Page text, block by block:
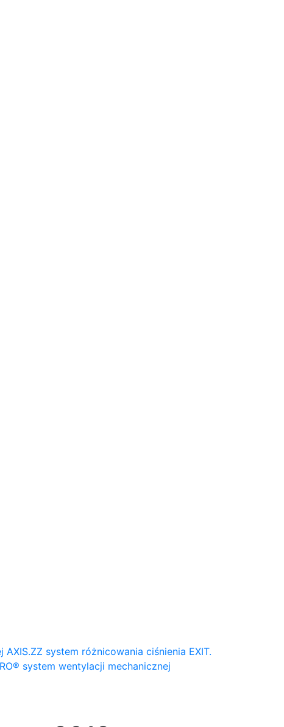
AXIS.ZZ system różnicowania ciśnienia EXIT.
system wentylacji mechanicznej